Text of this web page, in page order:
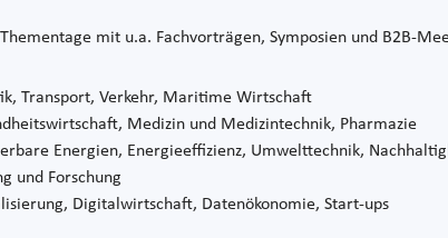
mit u.a. Fachvorträgen, Symposien und B2B-
Transport, Verkehr, Maritime Wirtschaft
Medizin und Medizintechnik, Pharmazie
Energien, Energieeffizienz, Umwelttechnik,
und Forschung
Digitalwirtschaft, Datenökonomie, Start-ups